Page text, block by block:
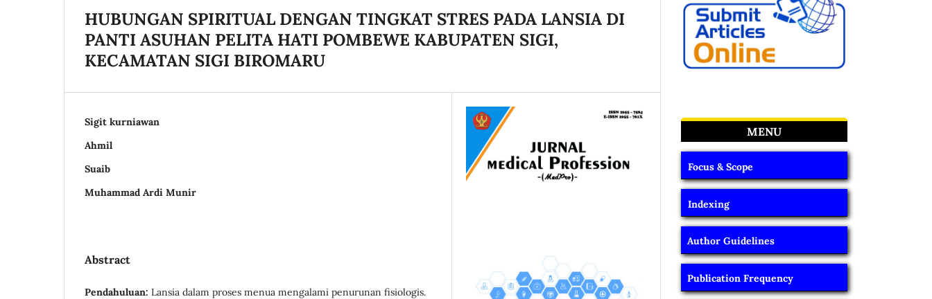
HUBUNGAN SPIRITUAL DENGAN TINGKAT STRES PADA LANSIA DI
PANTI ASUHAN PELITA HATI POMBEWE KABUPATEN SIGI,
KECAMATAN SIGI BIROMARU
Sigit kurniawan
Ahmil
Suaib
Muhammad Ardi Munir
Abstract
Pendahuluan: Lansia dalam proses menua mengalami penurunan fisiologis.
MENU
Focus & Scope
Indexing
Author Guidelines
Publication Frequency